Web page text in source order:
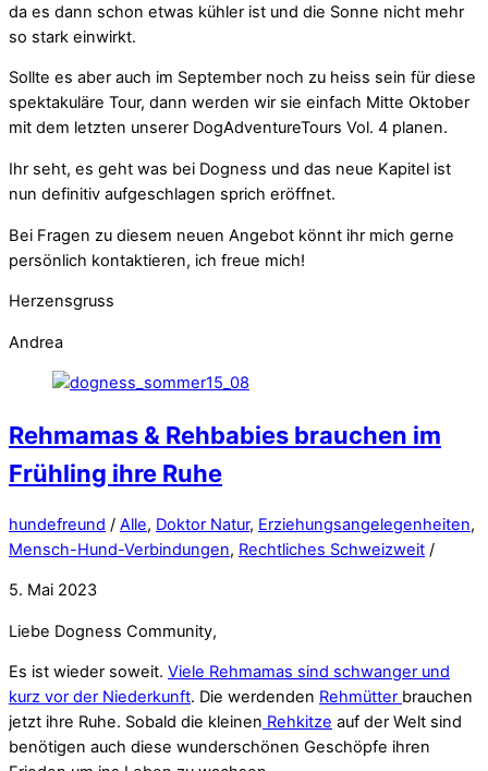
da es dann schon etwas kühler ist und die Sonne nicht mehr
so stark einwirkt.
Sollte es aber auch im September noch zu heiss sein für diese
spektakuläre Tour, dann werden wir sie einfach Mitte Oktober
mit dem letzten unserer DogAdventureTours Vol. 4 planen.
Ihr seht, es geht was bei Dogness und das neue Kapitel ist
nun definitiv aufgeschlagen sprich eröffnet.
Bei Fragen zu diesem neuen Angebot könnt ihr mich gerne
persönlich kontaktieren, ich freue mich!
Herzensgruss
Andrea
Rehmamas & Rehbabies brauchen im
Frühling ihre Ruhe
hundefreund / Alle, Doktor Natur, Erziehungsangelegenheiten,
Mensch-Hund-Verbindungen, Rechtliches Schweizweit /
5. Mai 2023
Liebe Dogness Community,
Es ist wieder soweit. Viele Rehmamas sind schwanger und
kurz vor der Niederkunft. Die werdenden Rehmütter brauchen
jetzt ihre Ruhe. Sobald die kleinen Rehkitze auf der Welt sind
benötigen auch diese wunderschönen Geschöpfe ihren